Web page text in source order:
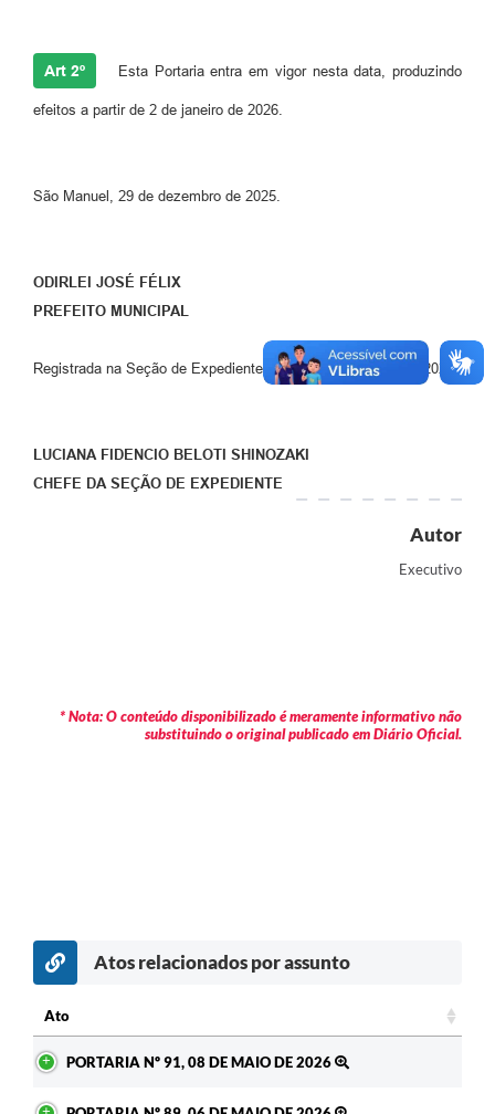
Art 2º Esta Portaria entra em vigor nesta data, produzindo
efeitos a partir de 2 de janeiro de 2026.
São Manuel, 29 de dezembro de 2025.
ODIRLEI JOSÉ FÉLIX
PREFEITO MUNICIPAL
Registrada na Seção de Expediente, em 29 de dezembro de 2025.
LUCIANA FIDENCIO BELOTI SHINOZAKI
CHEFE DA SEÇÃO DE EXPEDIENTE
Autor
Executivo
* Nota: O conteúdo disponibilizado é meramente informativo não
substituindo o original publicado em Diário Oficial.
Atos relacionados por assunto
Ato
PORTARIA Nº 91, 08 DE MAIO DE 2026